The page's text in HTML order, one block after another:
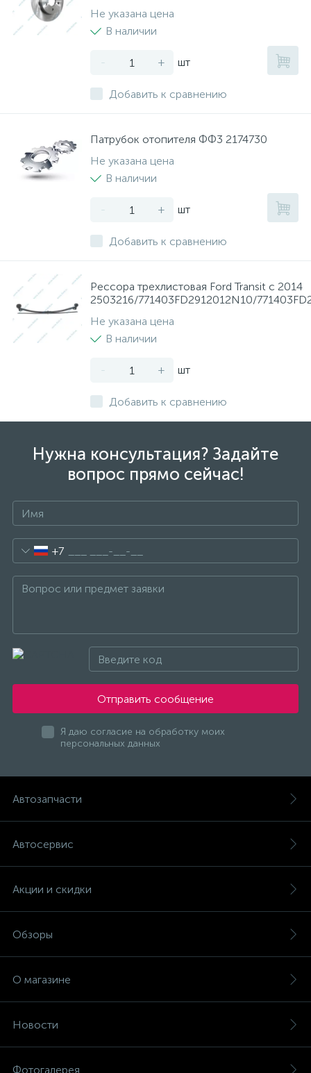
Не указана цена
В наличии
- + шт
Добавить к сравнению
Патрубок отопителя ФФ3 2174730
Не указана цена
В наличии
- + шт
Добавить к сравнению
Рессора трехлистовая Ford Transit с 2014
2503216/771403FD2912012N10/
Не указана цена
В наличии
- + шт
Добавить к сравнению
Нужна консультация? Задайте
вопрос прямо сейчас!
+7
Отправить сообщение
Я даю согласие на обработку моих
персональных данных
Автозапчасти
Автосервис
Акции и скидки
Обзоры
О магазине
Новости
Фотогалерея